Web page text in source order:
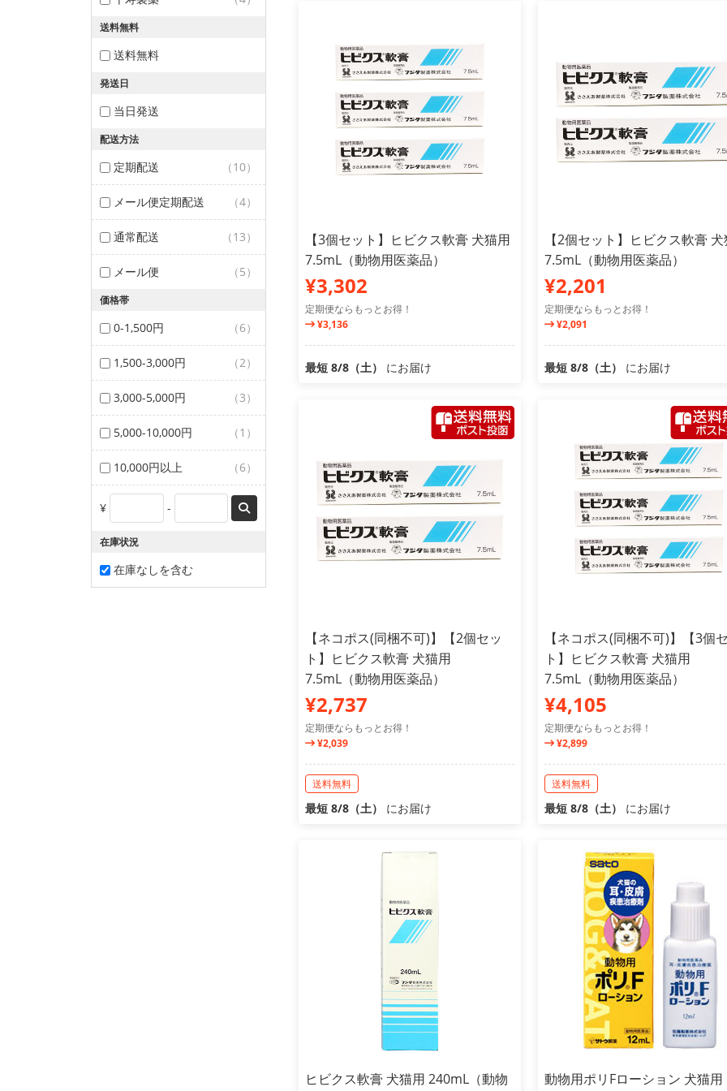
送料無料
送料無料
発送日
当日発送
配送方法
定期配送 （10）
メール便定期配送 （4）
通常配送 （13）
メール便 （5）
価格帯
0-1,500円 （6）
1,500-3,000円 （2）
3,000-5,000円 （3）
5,000-10,000円 （1）
10,000円以上 （6）
¥ -
在庫状況
在庫なしを含む
【3個セット】ヒビクス軟膏 犬猫用
7.5mL（動物用医薬品）
¥3,302
定期便ならもっとお得！
¥3,136
最短 8/8（土） にお届け
【2個セット】ヒビクス軟膏
7.5mL（動物用医薬品）
¥2,201
定期便ならもっとお得！
¥2,091
最短 8/8（土） にお届け
【ネコポス(同梱不可)】【2個セッ
ト】ヒビクス軟膏 犬猫用
7.5mL（動物用医薬品）
¥2,737
定期便ならもっとお得！
¥2,039
送料無料
最短 8/8（土） にお届け
【ネコポス(同梱不可)】【3個
ト】ヒビクス軟膏 犬猫用
7.5mL（動物用医薬品）
¥4,105
定期便ならもっとお得！
¥2,899
送料無料
最短 8/8（土） にお届け
ヒビクス軟膏 犬猫用 240mL（動物
動物用ポリFローション 犬猫用